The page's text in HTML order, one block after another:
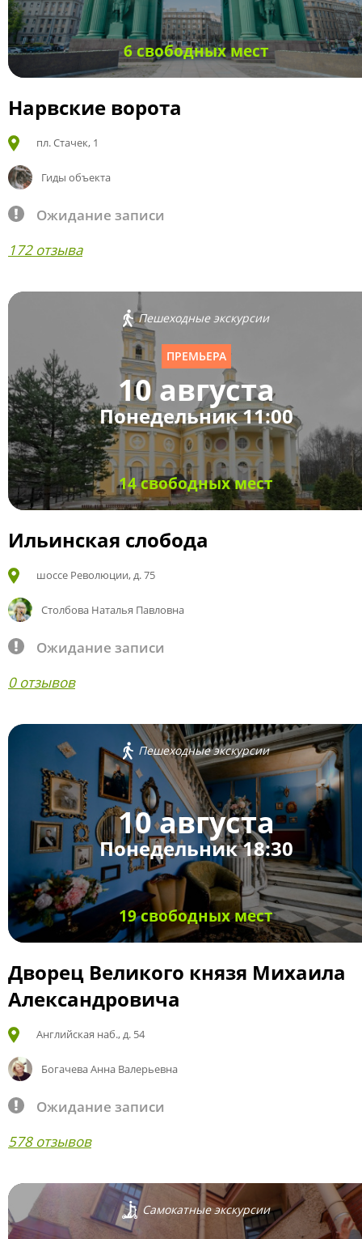
6 свободных мест
Нарвские ворота
пл. Стачек, 1
Гиды объекта
Ожидание записи
172 отзыва
Пешеходные экскурсии
ПРЕМЬЕРА
10 августа
Понедельник 11:00
14 свободных мест
Ильинская слобода
шоссе Революции, д. 75
Столбова Наталья Павловна
Ожидание записи
0 отзывов
Пешеходные экскурсии
10 августа
Понедельник 18:30
19 свободных мест
Дворец Великого князя Михаила
Александровича
Английская наб., д. 54
Богачева Анна Валерьевна
Ожидание записи
578 отзывов
Самокатные экскурсии